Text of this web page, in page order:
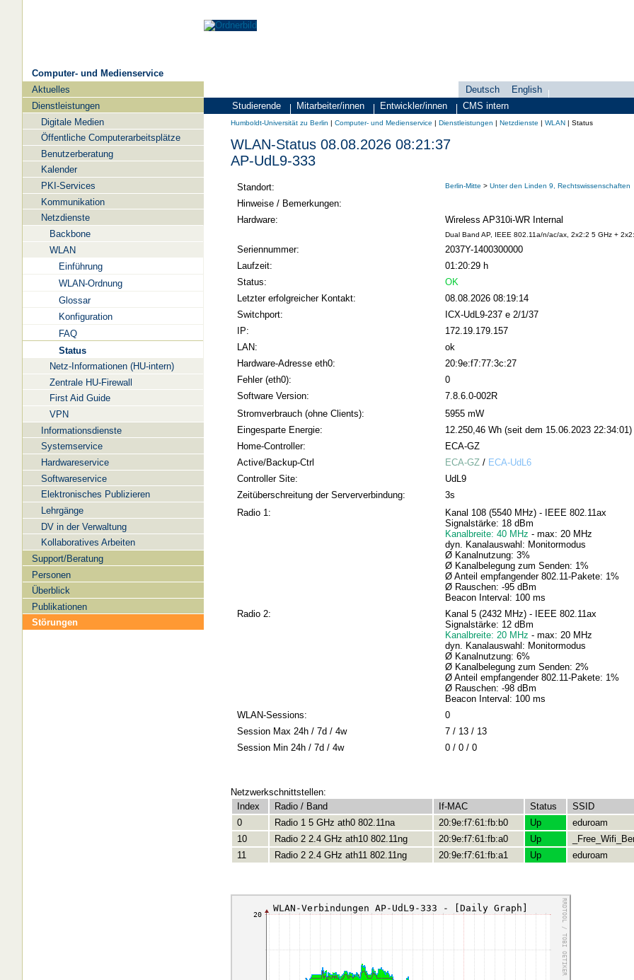
Computer- und Medienservice
Navigation
Aktuelles
Dienstleistungen
Digitale Medien
Öffentliche Computerarbeitsplätze
Benutzerberatung
Kalender
PKI-Services
Kommunikation
Netzdienste
Backbone
WLAN
Einführung
WLAN-Ordnung
Glossar
Konfiguration
FAQ
Status
Netz-Informationen (HU-intern)
Zentrale HU-Firewall
First Aid Guide
VPN
Informationsdienste
Systemservice
Hardwareservice
Softwareservice
Elektronisches Publizieren
Lehrgänge
DV in der Verwaltung
Kollaboratives Arbeiten
Support/Beratung
Personen
Überblick
Publikationen
Störungen
Zielgruppen
Studierende Mitarbeiter/innen Entwickler/innen CMS intern
Sprachauswahl
Deutsch
English
search-menu
Humboldt-
Universität
Computer-
und
Humboldt-Universität zu Berlin | Computer- und Medienservice | Dienstleistungen | Netzdienste | WLAN | Status
WLAN-Status 08.08.2026 08:21:37
AP-UdL9-333
Standort: Berlin-Mitte > Unter den Linden 9, Rechtswissenschaften
Hinweise / Bemerkungen:
Hardware:
Wireless AP310i-WR Internal
Dual Band AP, IEEE 802.11a/n/ac/ax, 2x2:2 5 GHz +
Seriennummer:
2037Y-1400300000
Laufzeit:
01:20:29 h
Status:
OK
Letzter erfolgreicher Kontakt:
08.08.2026 08:19:14
Switchport:
ICX-UdL9-237 e 2/1/37
IP:
172.19.179.157
LAN:
ok
Hardware-Adresse eth0:
20:9e:f7:77:3c:27
Fehler (eth0):
0
Software Version:
7.8.6.0-002R
Stromverbrauch (ohne Clients):
5955 mW
Eingesparte Energie:
12.250,46 Wh (seit dem 15.06.2023 22:34:01)
Home-Controller:
ECA-GZ
Active/Backup-Ctrl
ECA-GZ/ ECA-UdL6
Controller Site:
UdL9
Zeitüberschreitung der Serververbindung:
3s
Radio 1:
Kanal 108 (5540 MHz) - IEEE 802.11ax
Signalstärke: 18 dBm
Kanalbreite: 40 MHz - max: 20 MHz
dyn. Kanalauswahl: Monitormodus
Ø Kanalnutzung: 3%
Ø Kanalbelegung zum Senden: 1%
Ø Anteil empfangender 802.11-Pakete: 1%
Ø Rauschen: -95 dBm
Beacon Interval: 100 ms
Radio 2:
Kanal 5 (2432 MHz) - IEEE 802.11ax
Signalstärke: 12 dBm
Kanalbreite: 20 MHz - max: 20 MHz
dyn. Kanalauswahl: Monitormodus
Ø Kanalnutzung: 6%
Ø Kanalbelegung zum Senden: 2%
Ø Anteil empfangender 802.11-Pakete: 1%
Ø Rauschen: -98 dBm
Beacon Interval: 100 ms
WLAN-Sessions:
0
Session Max 24h / 7d / 4w
7 / 13 / 13
Session Min 24h / 7d / 4w
0 / 0 / 0
Netzwerkschnittstellen:
Index
Radio / Band If-MAC Status SSID
0
Radio 1 5 GHz ath0 802.11na 20:9e:f7:61:fb:b0 Up
eduroam
10
Radio 2 2.4 GHz ath10 802.11ng 20:9e:f7:61:fb:a0 Up
11
Radio 2 2.4 GHz ath11 802.11ng 20:9e:f7:61:fb:a1 Up eduroam